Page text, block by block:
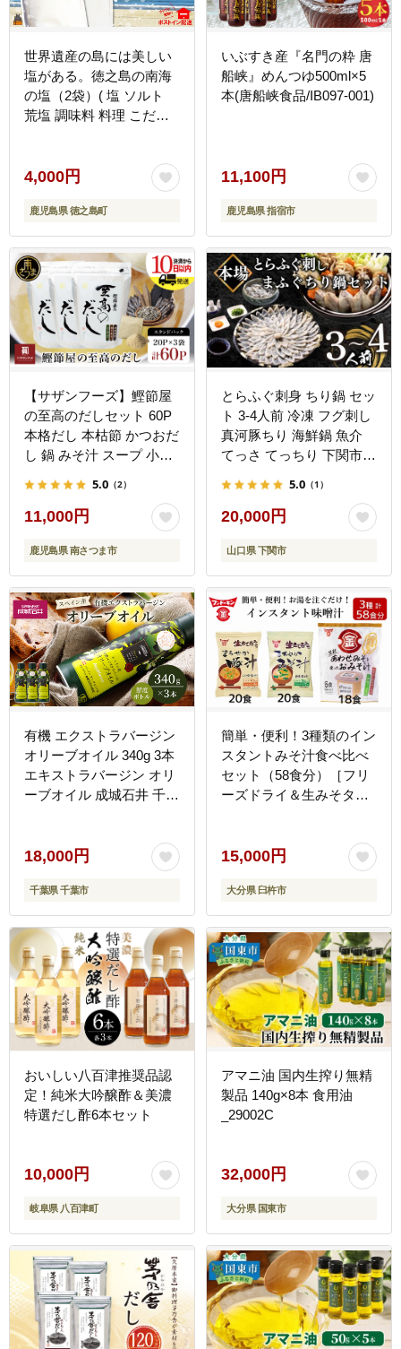
世界遺産の島には美しい
塩がある。徳之島の南海
の塩（2袋）( 塩 ソルト
荒塩 調味料 料理 こだわ
パックライト 受け取り簡
単 ポスト投函 南の島 徳
之島 奄美 鹿児島 世界自
然遺産 美味しい )
4,000円
鹿児島県 徳之島町
いぶすき産『名門の粋 唐
船峡』めんつゆ500ml×5
本(唐船峡食品/IB097-001)
11,100円
鹿児島県 指宿市
【サザンフーズ】鰹節屋
の至高のだしセット 60P
本格だし 本枯節 かつおだ
し 鍋 みそ汁 スープ 小分
節 あごだし 焼きあご 昆
布 だしつゆ 国産 常温保
存 詰合せ 詰め合わせ セ
ット 贈答 贈答用 贈り物
ギフト プレゼント お祝い
鹿児島 鹿児島県 南さつま
市
5.0 （2）
11,000円
鹿児島県 南さつま市
とらふぐ刺身 ちり鍋 セッ
ト 3-4人前 冷凍 フグ刺し
真河豚ちり 海鮮鍋 魚介
てっさ てっちり 下関市
5.0 （1）
20,000円
山口県 下関市
有機 エクストラバージン
オリーブオイル 340g 3本
エキストラバージン オリ
ーブオイル 成城石井 千葉
18,000円
千葉県 千葉市
簡単・便利！3種類のイン
スタントみそ汁食べ比べ
セット（58食分）［フリ
ーズドライ＆生みそタイ
15,000円
大分県 臼杵市
おいしい八百津推奨品認
定！純米大吟醸酢＆美濃
特選だし酢6本セット
10,000円
岐阜県 八百津町
アマニ油 国内生搾り無精
製品 140g×8本 食用油
_29002C
32,000円
大分県 国東市